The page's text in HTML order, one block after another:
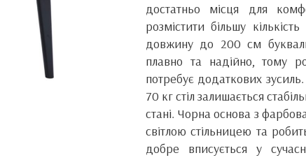
достатньо місця для
розмістити більшу
довжину до 200 см
плавно та надійно, тому
потребує додаткових
70 кг стіл залишається
стані. Чорна основа з
світлою стільницею та
добре вписується у